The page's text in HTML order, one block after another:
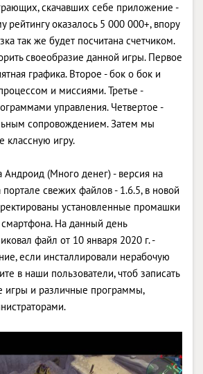
скачавших себе приложение -
рейтингу оказалось 5 000 000+, впору
так же будет посчитана счетчиком.
своеобразие данной игры. Первое
графика. Второе - бок о бок и
и миссиями. Третье -
управления. Четвертое -
сопровождением. Затем мы
классную игру.
Андроид (Много денег) - версия на
свежих файлов - 1.6.5, в новой
установленные промашки
На данный день
файл от 10 января 2020 г. -
если инсталлировали нерабочую
в наши пользователи, чтоб записать
игры и различные программы,